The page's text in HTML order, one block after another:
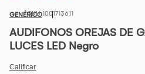
GENÉRICO1001713611
AUDIFONOS OREJAS DE
LUCES LED Negro